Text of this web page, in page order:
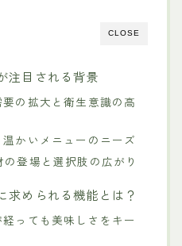
CLOSE
注目される背景
の拡大と衛生意識の高
かいメニューのニーズ
登場と選択肢の広がり
求められる機能とは？
っても美味しさをキー